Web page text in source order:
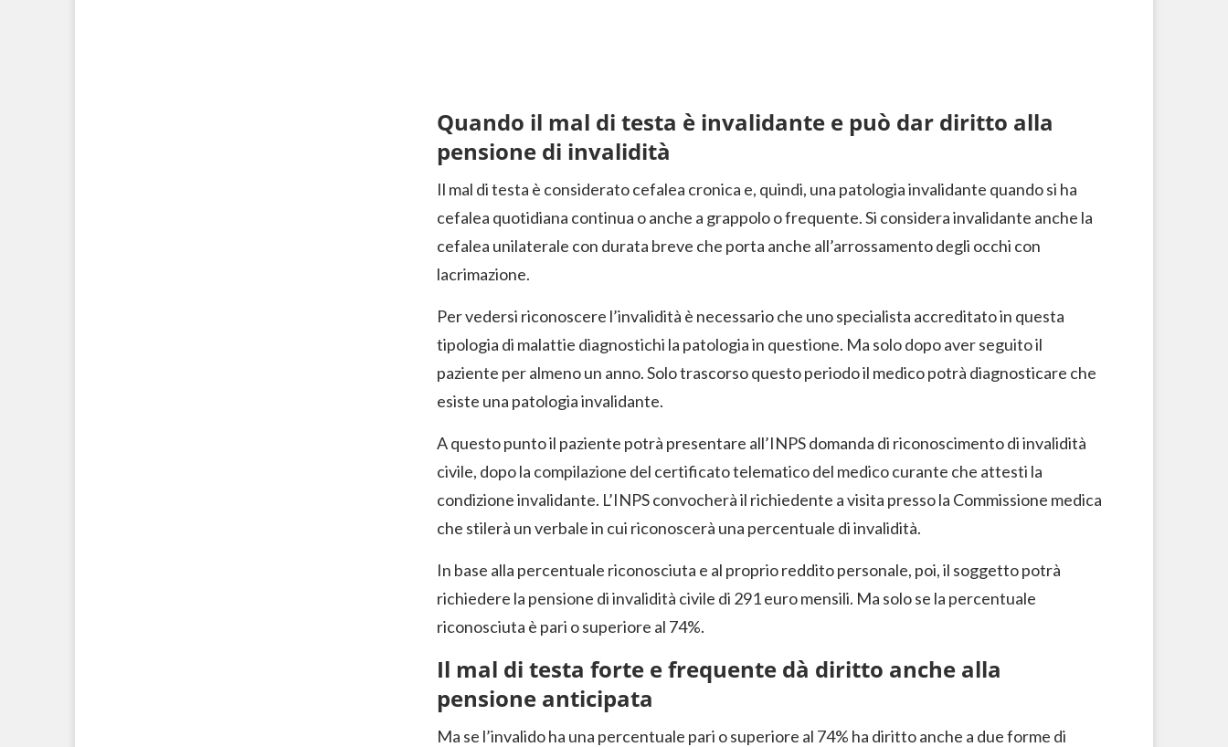
Quando il mal di testa è invalidante e può dar diritto alla
pensione di invalidità
Il mal di testa è considerato cefalea cronica e, quindi, una patologia invalidante quando si ha
cefalea quotidiana continua o anche a grappolo o frequente. Si considera invalidante anche la
cefalea unilaterale con durata breve che porta anche all’arrossamento degli occhi con
lacrimazione.
Per vedersi riconoscere l’invalidità è necessario che uno specialista accreditato in questa
tipologia di malattie diagnostichi la patologia in questione. Ma solo dopo aver seguito il
paziente per almeno un anno. Solo trascorso questo periodo il medico potrà diagnosticare che
esiste una patologia invalidante.
A questo punto il paziente potrà presentare all’INPS domanda di riconoscimento di invalidità
civile, dopo la compilazione del certificato telematico del medico curante che attesti la
condizione invalidante. L’INPS convocherà il richiedente a visita presso la Commissione medica
che stilerà un verbale in cui riconoscerà una percentuale di invalidità.
In base alla percentuale riconosciuta e al proprio reddito personale, poi, il soggetto potrà
richiedere la pensione di invalidità civile di 291 euro mensili. Ma solo se la percentuale
riconosciuta è pari o superiore al 74%.
Il mal di testa forte e frequente dà diritto anche alla
pensione anticipata
Ma se l’invalido ha una percentuale pari o superiore al 74% ha diritto anche a due forme di